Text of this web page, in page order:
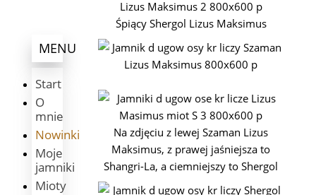
Śpiący Shergol Lizus Maksimus
Na zdjęciu z lewej Szaman Lizus
Maksimus, z prawej jaśniejsza to
Shangri-La, a ciemniejszy to Shergol
MENU
Start
O
mnie
Nowinki
Moje
jamniki
Mioty